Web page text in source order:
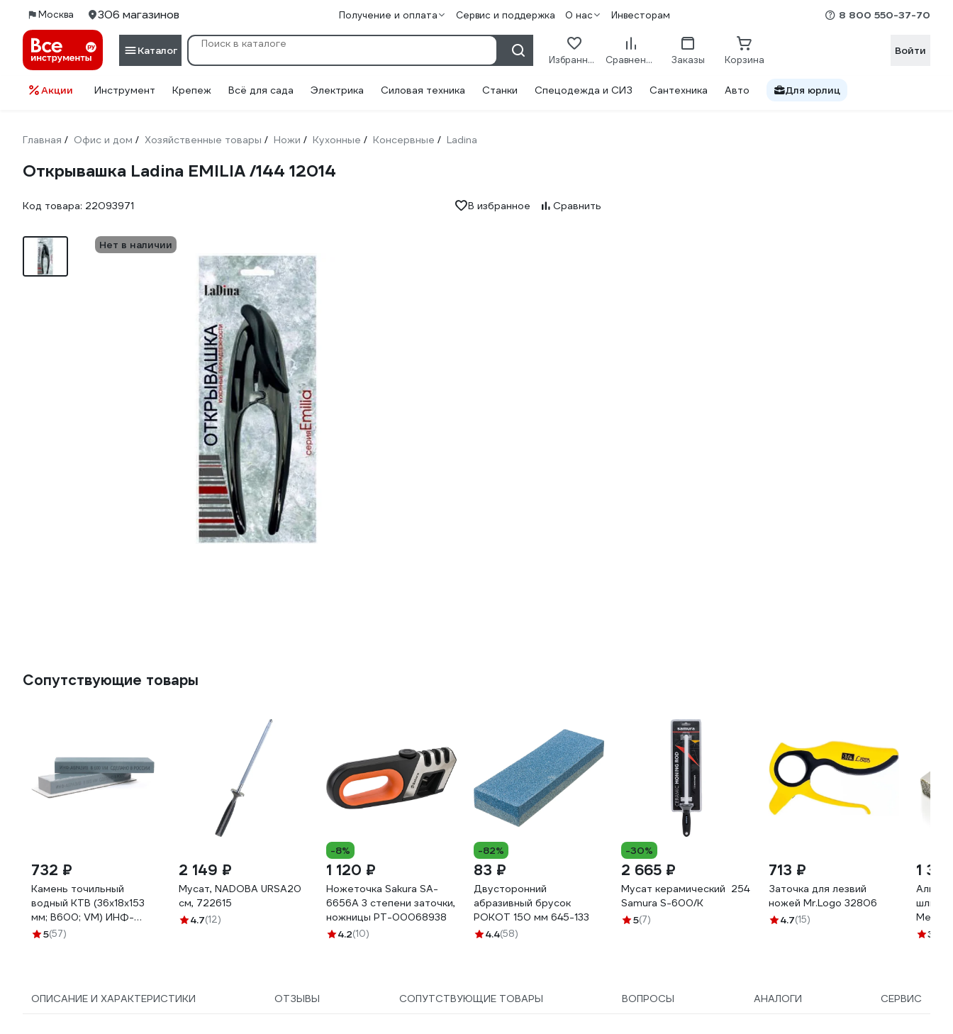
Москва 306 магазинов Получение и оплата Сервис и поддержка О нас Инвесторам 8 800 550-37-70
Каталог
Избранное Сравнение Заказы Корзина
Войти
Акции Инструмент Крепеж Всё для сада Электрика Силовая техника Станки Спецодежда и СИЗ Сантехника Авто Для юрлиц
Главная / Офис и дом / Хозяйственные товары / Ножи / Кухонные / Консервные / Ladina
Открывашка Ladina EMILIA /144 12014
Код товара: 22093971 В избранное Сравнить
Нет в наличии
Сопутствующие товары
732 ₽
Камень точильный
водный КТВ (36х18х153
мм; B600; VM) ИНФ-
АБРАЗИВ Б-4922
5(57)
2 149 ₽
Мусат, NADOBA URSA20
см, 722615
4.7(12)
-8%
1 120 ₽
Ножеточка Sakura SA-
6656A 3 степени заточки,
ножницы РТ-00068938
4.2(10)
-82%
83 ₽
Двусторонний
абразивный брусок
РОКОТ 150 мм 645-133
4.4(58)
-30%
2 665 ₽
Мусат керамический 254 мм, белый
Samura S-600/K
5(7)
713 ₽
Заточка для лезвий
ножей Mr.Logo 32806
4.7(15)
1
Men at
v6230
3.5
ОПИСАНИЕ И ХАРАКТЕРИСТИКИ ОТЗЫВЫ СОПУТСТВУЮЩИЕ ТОВАРЫ ВОПРОСЫ АНАЛОГИ СЕРВИС